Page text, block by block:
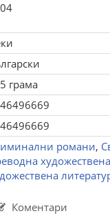
грама
романи,
Коментари